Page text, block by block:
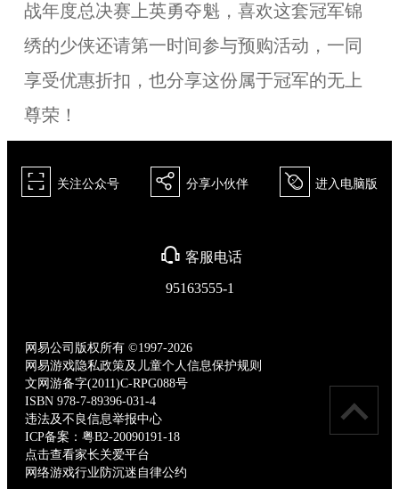
战年度总决赛上英勇夺魁，喜欢这套冠军锦
绣的少侠还请第一时间参与预购活动，一同
享受优惠折扣，也分享这份属于冠军的无上
尊荣！
򰀁 关注公众号 򰀂 分享小伙伴 򰀄 进入电脑版
򰀃 客服电话
95163555-1
网易公司版权所有 ©1997-2026
网易游戏隐私政策及儿童个人信息保护规则
文网游备字(2011)C-RPG088号
ISBN 978-7-89396-031-4
违法及不良信息举报中心
ICP备案：粤B2-20090191-18
点击查看家长关爱平台
网络游戏行业防沉迷自律公约